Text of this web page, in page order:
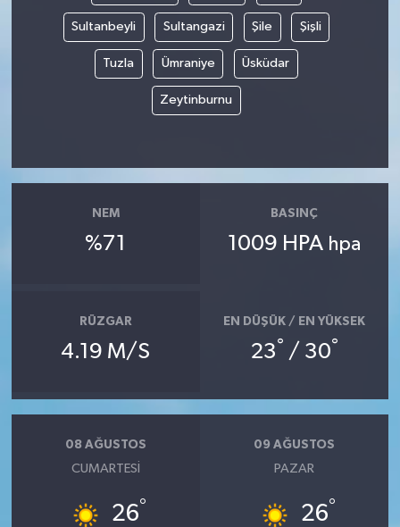
Sultanbeyli Sultangazi Şile Şişli
Tuzla Ümraniye Üsküdar
Zeytinburnu
NEM
%71
BASINÇ
1009 HPA hpa
RÜZGAR
4.19 M/S
EN DÜŞÜK / EN YÜKSEK
23° / 30°
08 AĞUSTOS
CUMARTESI
26°
09 AĞUSTOS
PAZAR
26°